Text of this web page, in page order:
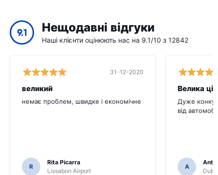
9.1 Нещодавні відгуки
Наші клієнти оцінюють нас на 9.1/10 з 12842
31-12-2020
великий
немає проблем, швидке і економічне
R
Rita Picarra
Lissabon Airport
Велика
Дуже
від
A